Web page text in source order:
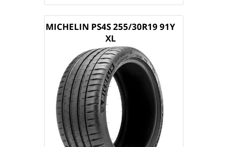
MICHELIN PS4S 255/30R19 91Y
XL